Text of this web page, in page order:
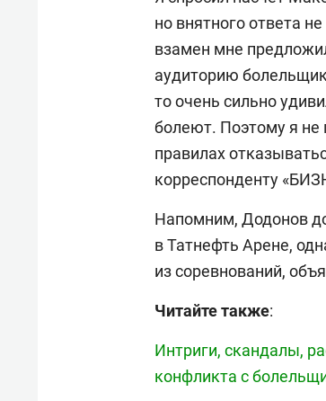
но внятного ответа
взамен мне
аудиторию
то очень сильно
болеют. Поэтому я не
правилах
корреспонденту
Напомним, Додонов
в Татнефть Арене,
из соревнований,
Читайте также:
Интриги, скандалы,
конфликта с